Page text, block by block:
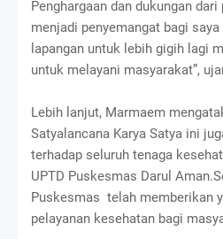
Penghargaan dan dukungan
menjadi penyemangat bagi
lapangan untuk lebih gigih lagi
untuk melayani masyarakat”,
Lebih lanjut, Marmaem
Satyalancana Karya Satya ini
terhadap seluruh tenaga
UPTD Puskesmas Darul
Puskesmas telah memberikan
pelayanan kesehatan bagi